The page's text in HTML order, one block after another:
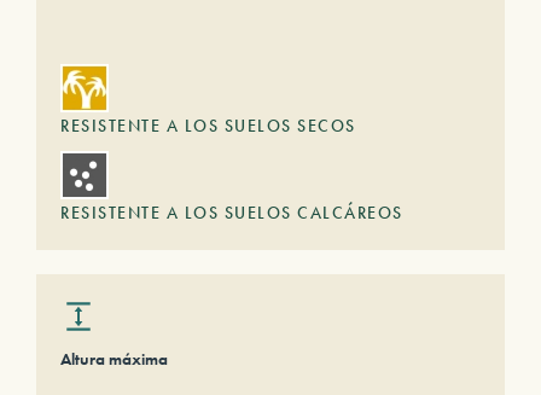
RESISTENTE A LOS SUELOS SECOS
RESISTENTE A LOS SUELOS CALCÁREOS
Altura máxima